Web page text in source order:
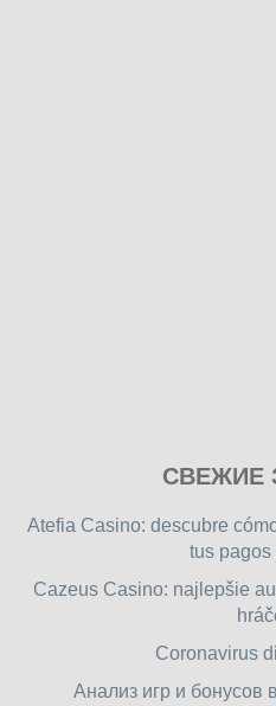
free
games
СВЕЖИЕ
Atefia Casino: descubre
tus pagos
Cazeus Casino: najlepšie
Coronavirus
Анализ игр и бонусов